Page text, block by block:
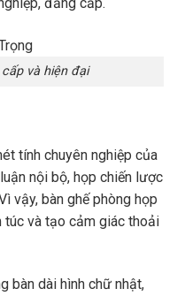
đẳng cấp.
và hiện đại
tính chuyên nghiệp của
nội bộ, họp chiến lược
vậy, bàn ghế phòng họp
và tạo cảm giác thoải
bàn dài hình chữ nhật,